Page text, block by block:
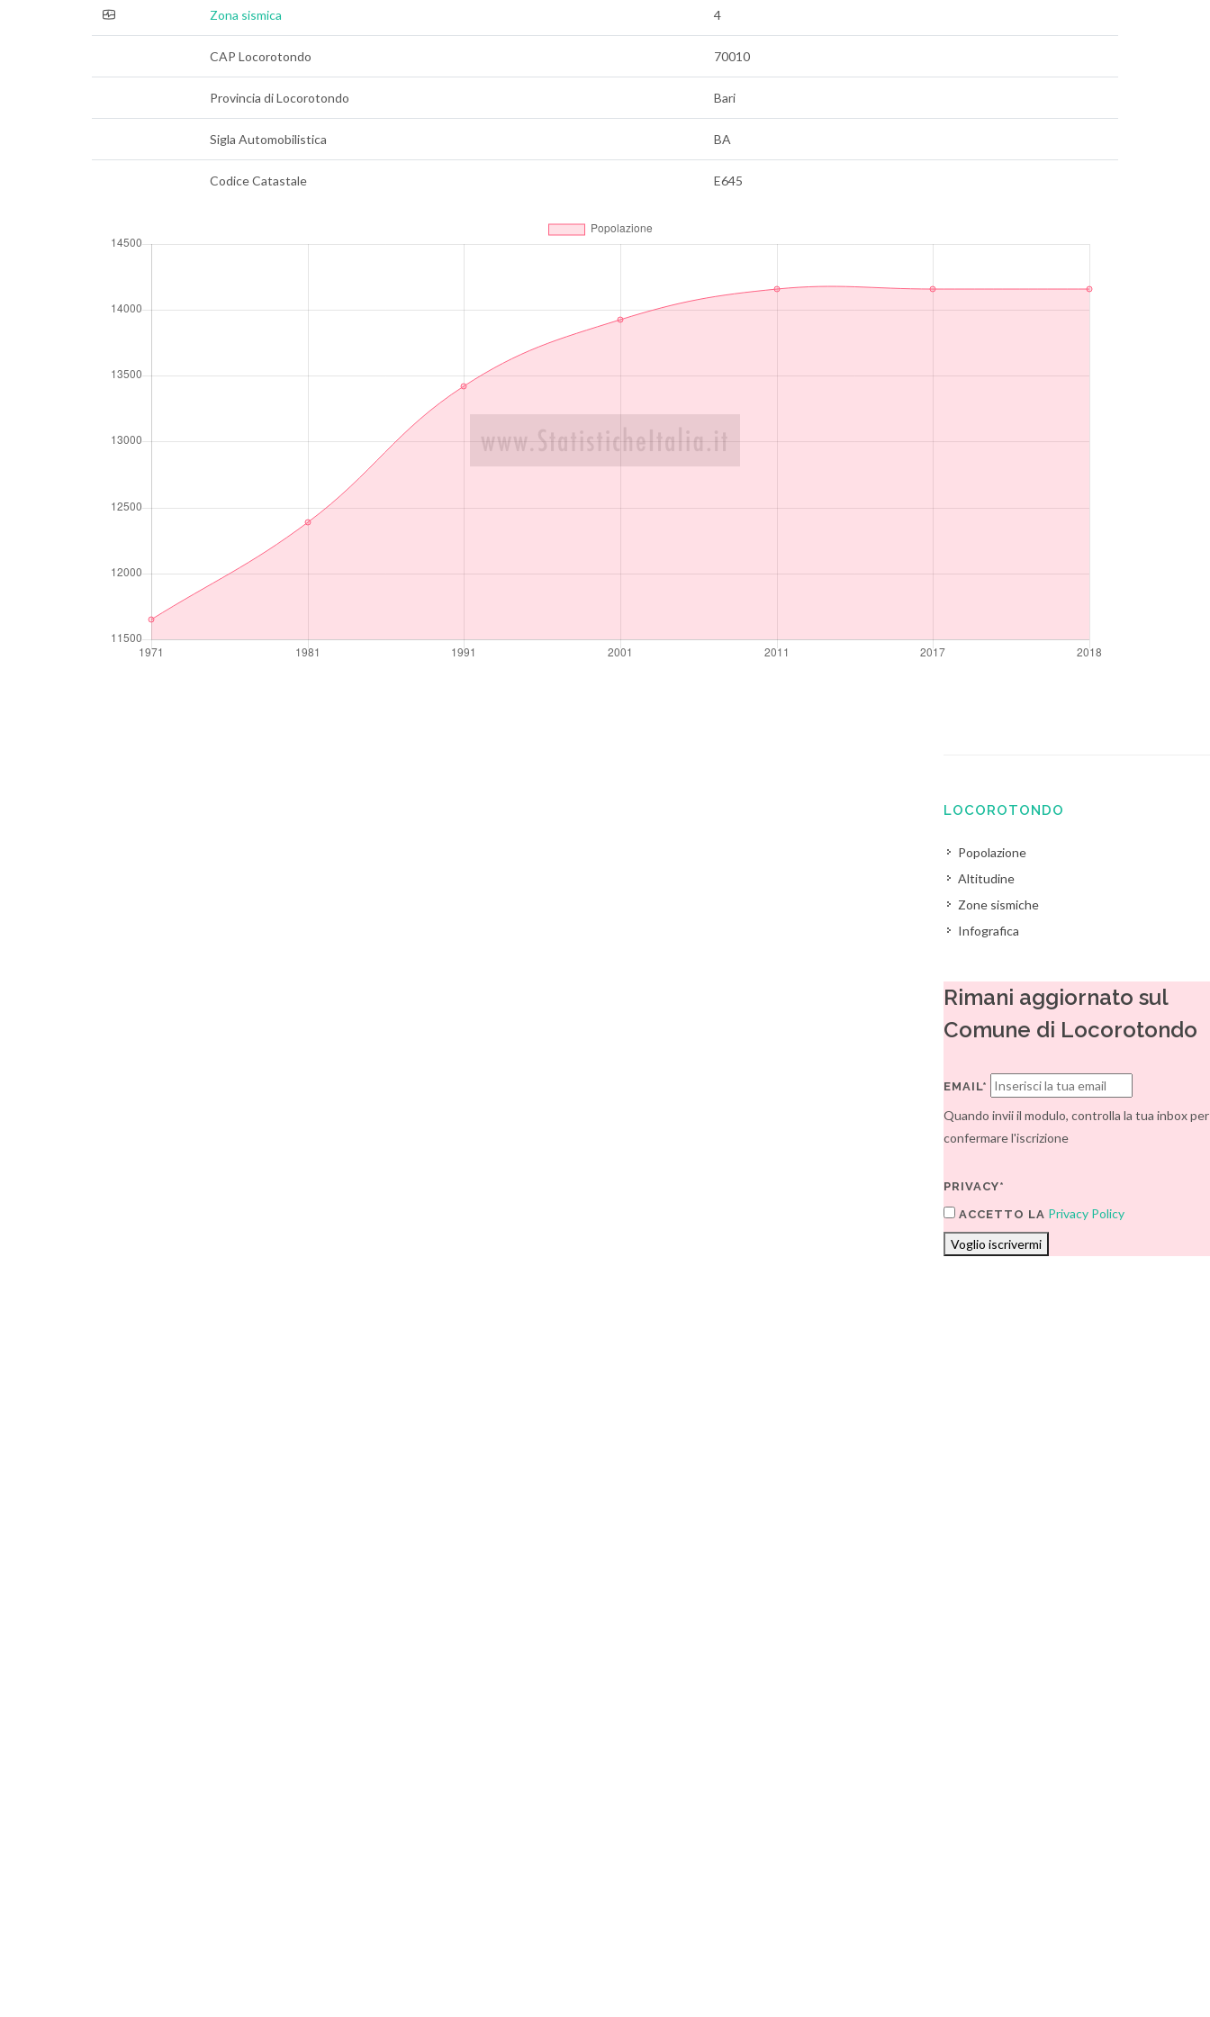
Zona sismica 4
CAP Locorotondo 70010
Provincia di Locorotondo Bari
Sigla Automobilistica BA
Codice Catastale E645
LOCOROTONDO
Popolazione
Altitudine
Zone sismiche
Infografica
Rimani aggiornato sul
Comune di Locorotondo
EMAIL*
Quando invii il modulo, controlla la tua inbox per
confermare l'iscrizione
PRIVACY*
ACCETTO LA Privacy Policy
Voglio iscrivermi